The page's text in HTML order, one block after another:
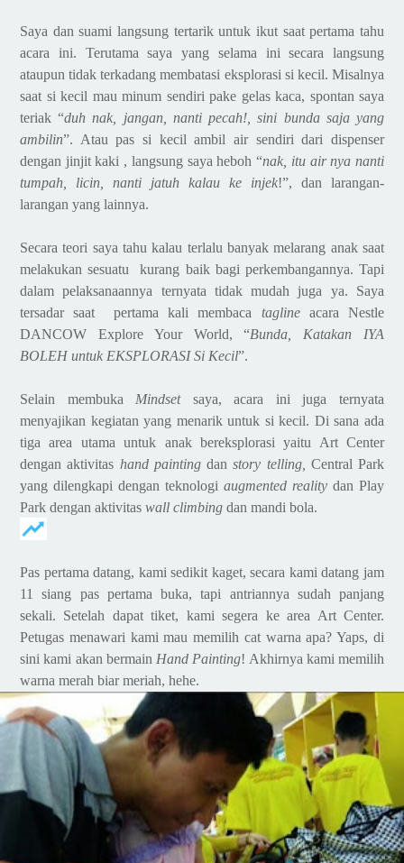
Saya dan suami langsung tertarik untuk ikut saat pertama tahu
acara ini. Terutama saya yang selama ini secara langsung
ataupun tidak terkadang membatasi eksplorasi si kecil. Misalnya
saat si kecil mau minum sendiri pake gelas kaca, spontan saya
teriak “duh nak, jangan, nanti pecah!, sini bunda saja yang
ambilin”. Atau pas si kecil ambil air sendiri dari dispenser
dengan jinjit kaki , langsung saya heboh “nak, itu air nya nanti
tumpah, licin, nanti jatuh kalau ke injek!”, dan larangan-
larangan yang lainnya.
Secara teori saya tahu kalau terlalu banyak melarang anak saat
melakukan sesuatu kurang baik bagi perkembangannya. Tapi
dalam pelaksanaannya ternyata tidak mudah juga ya. Saya
tersadar saat pertama kalimembaca tagline acara Nestle
DANCOW Explore Your World, “Bunda, Katakan IYA
BOLEH untuk EKSPLORASI Si Kecil”.
Selain membuka Mindsetsaya, acara ini juga ternyata
menyajikan kegiatan yang menarik untuk si kecil. Di sana ada
tiga area utama untuk anak bereksplorasi yaitu Art Center
dengan aktivitas hand paintingdanstory telling, Central Park
yang dilengkapi dengan teknologi augmented reality dan Play
Park dengan aktivitas wall climbing dan mandi bola.
Pas pertama datang, kami sedikit kaget, secara kami datang jam
11 siang pas pertama buka, tapi antriannya sudah panjang
sekali. Setelah dapat tiket, kami segera ke area Art Center.
Petugas menawari kami mau memilih cat warna apa? Yaps, di
sini kami akan bermain Hand Painting! Akhirnya kami memilih
warna merah biar meriah, hehe.